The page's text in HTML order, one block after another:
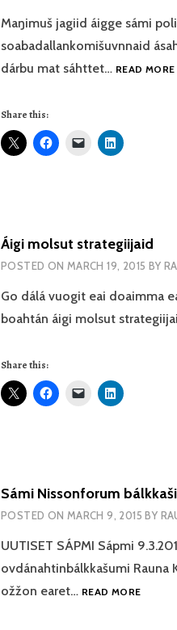
Maŋimuš jagiid áigge sámi
soabadallankomišuvnnaid
dárbu mat sáhttet… READ MORE
Share this:
Áigi molsut strategiijaid
POSTED ON MARCH 19, 2015 BY
Go dálá vuogit eai doaimma
boahtán áigi molsut
Share this:
Sámi Nissonforum
POSTED ON MARCH 9, 2015 BY
UUTISET SÁPMI Sápmi
ovdánahtinbálkkašumi Rauna
ožžon earet… READ MORESÁMI